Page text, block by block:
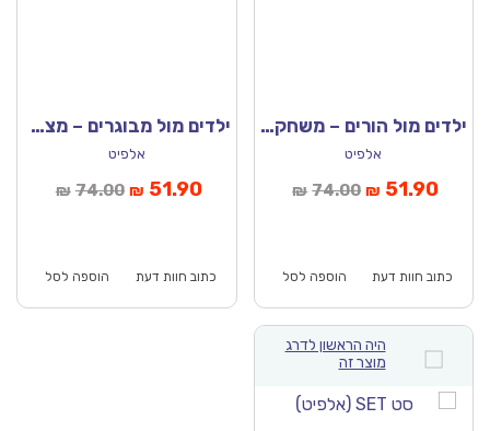
ילדים מול הורים – משחק טריוויה (אלפיט)
אלפיט
₪ 74.00המחיר
₪ 51.90
כתוב חוות דעת הוספה לסל
ילדים מול מבוגרים – מצא את המילה
אלפיט
₪ 74.00המחיר
₪ 51.90
₪51.90.
כתוב חוות דעת הוספה לסל
היה הראשון לדרג
מוצר זה